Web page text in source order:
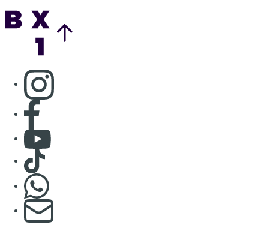
Consulter page Instagram
Consulter page Facebook
Consulter Youtube
Consulter TikTok
S'abonner à notre newsletter